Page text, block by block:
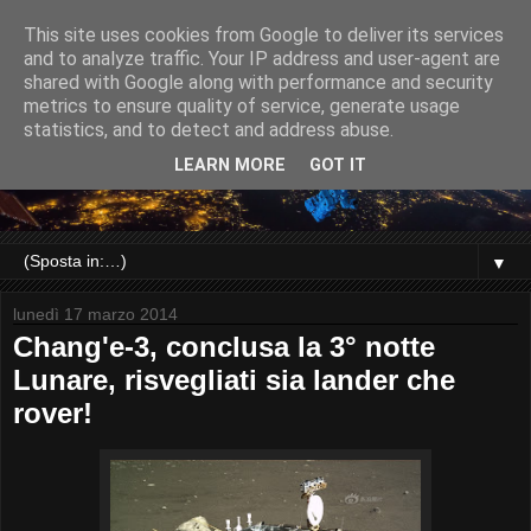
▼
lunedì 17 marzo 2014
Chang'e-3, conclusa la 3° notte
Lunare, risvegliati sia lander che
rover!
This site uses cookies from Google to deliver its services
and to analyze traffic. Your IP address and user-agent are
shared with Google along with performance and security
metrics to ensure quality of service, generate usage
statistics, and to detect and address abuse.
LEARN MORE GOT IT